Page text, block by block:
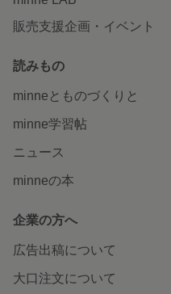
販売支援企画・イベント
読みもの
minneとものづくりと
minne学習帖
ニュース
minneの本
企業の方へ
広告出稿について
大口注文について